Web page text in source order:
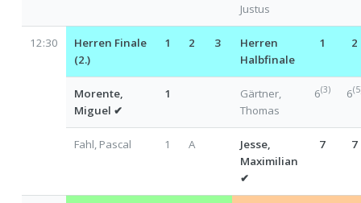
Justus
12:30
Herren Finale
(2.)
1 2 3
Herren
Halbfinale
1 2
Morente,
Miguel ✔
1
Gärtner,
Thomas
6(3) 6
Fahl, Pascal 1 A
Jesse,
Maximilian
✔
7 7